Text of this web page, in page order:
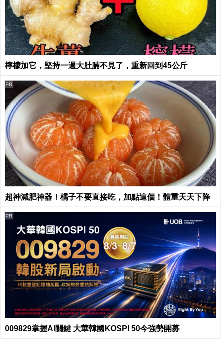
檸檬加它，堅持一週大肚腩不見了，重新回到45公斤
超神減肥神器！橘子不要直接吃，加點這個！體重天天下降
PR
009829掌握AI關鍵 大華韓國KOSPI 50今強勢開募
PR